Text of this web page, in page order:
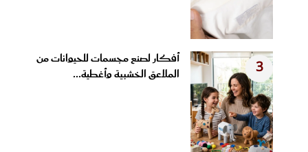
3
أفكار لصنع مجسمات للحيوانات من
الملاعق الخشبية وأغطية...